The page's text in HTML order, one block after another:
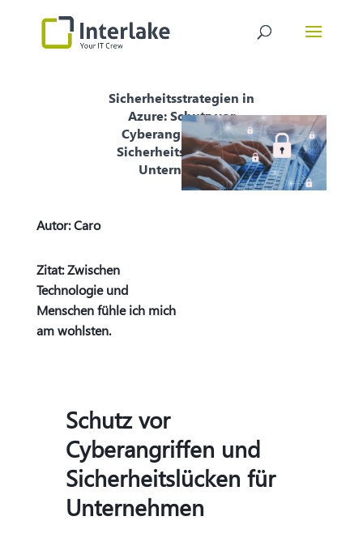
Sicherheitsstrategien in
Azure: Schutz vor
Cyberangriffen und
Sicherheitslücken für
Unternehmen
Autor:Caro
Zitat: Zwischen
Technologie und
Menschen fühle ich mich
am wohlsten.
Schutz vor
Cyberangriffen und
Sicherheitslücken für
Unternehmen